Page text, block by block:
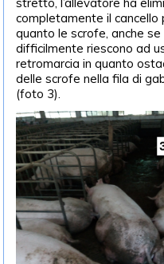
completamente il cancello
quanto le scrofe, anche se
difficilmente riescono ad
retromarcia in quanto
delle scrofe nella fila di
(foto 3).